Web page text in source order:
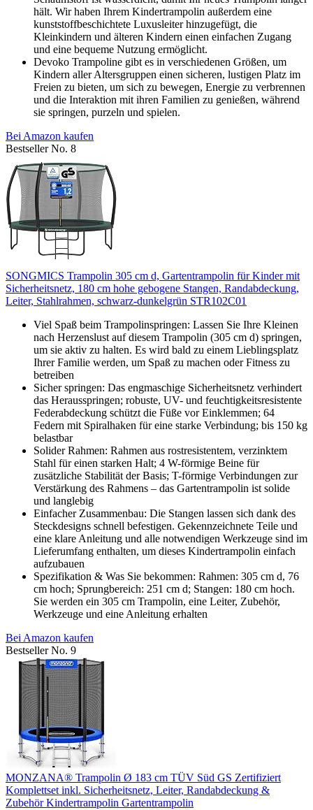
hält. Wir haben Ihrem Kindertrampolin außerdem eine
kunststoffbeschichtete Luxusleiter hinzugefügt, die
Kleinkindern und älteren Kindern einen einfachen Zugang
und eine bequeme Nutzung ermöglicht.
Devoko Trampoline gibt es in verschiedenen Größen, um
Kindern aller Altersgruppen einen sicheren, lustigen Platz im
Freien zu bieten, um sich zu bewegen, Energie zu verbrennen
und die Interaktion mit ihren Familien zu genießen, während
sie springen, purzeln und spielen.
Bei Amazon kaufen
Bestseller No. 8
SONGMICS Trampolin 305 cm d, Gartentrampolin für Kinder mit
Sicherheitsnetz, 180 cm hohe gebogene Stangen, Randabdeckung,
Leiter, Stahlrahmen, schwarz-dunkelgrün STR102C01
Viel Spaß beim Trampolinspringen: Lassen Sie Ihre Kleinen
nach Herzenslust auf diesem Trampolin (305 cm d) springen,
um sie aktiv zu halten. Es wird bald zu einem Lieblingsplatz
Ihrer Familie werden, um Spaß zu machen oder Fitness zu
betreiben
Sicher springen: Das engmaschige Sicherheitsnetz verhindert
das Herausspringen; robuste, UV- und feuchtigkeitsresistente
Federabdeckung schützt die Füße vor Einklemmen; 64
Federn mit Spiralhaken für eine starke Verbindung; bis 150 kg
belastbar
Solider Rahmen: Rahmen aus rostresistentem, verzinktem
Stahl für einen starken Halt; 4 W-förmige Beine für
zusätzliche Stabilität der Basis; T-förmige Verbindungen zur
Verstärkung des Rahmens – das Gartentrampolin ist solide
und langlebig
Einfacher Zusammenbau: Die Stangen lassen sich dank des
Steckdesigns schnell befestigen. Gekennzeichnete Teile und
eine klare Anleitung und alle notwendigen Werkzeuge sind im
Lieferumfang enthalten, um dieses Kindertrampolin einfach
aufzubauen
Spezifikation & Was Sie bekommen: Rahmen: 305 cm d, 76
cm hoch; Sprungbereich: 251 cm d; Stangen: 180 cm hoch.
Sie werden ein 305 cm Trampolin, eine Leiter, Zubehör,
Werkzeuge und eine Anleitung erhalten
Bei Amazon kaufen
Bestseller No. 9
MONZANA® Trampolin Ø 183 cm TÜV Süd GS Zertifiziert
Komplettset inkl. Sicherheitsnetz, Leiter, Randabdeckung &
Zubehör Kindertrampolin Gartentrampolin